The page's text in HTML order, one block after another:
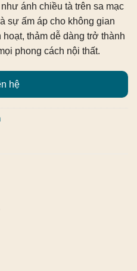
ánh chiều tà trên sa mạc
sự ấm áp cho không gian
thảm dễ dàng trở thành
phong cách nội thất.
hệ